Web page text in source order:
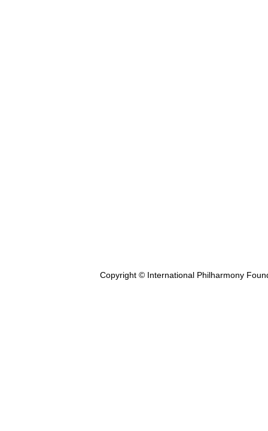
Copyright © International Philharmony